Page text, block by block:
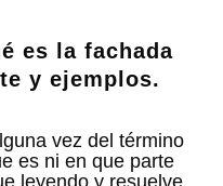
es la fachada
y ejemplos.
vez del término
es ni en que parte
leyendo y resuelve